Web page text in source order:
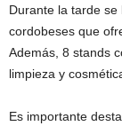
Durante la tarde
cordobeses que
Además, 8 stands
limpieza y
Es importante